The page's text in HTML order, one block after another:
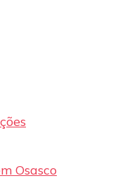
Osasco